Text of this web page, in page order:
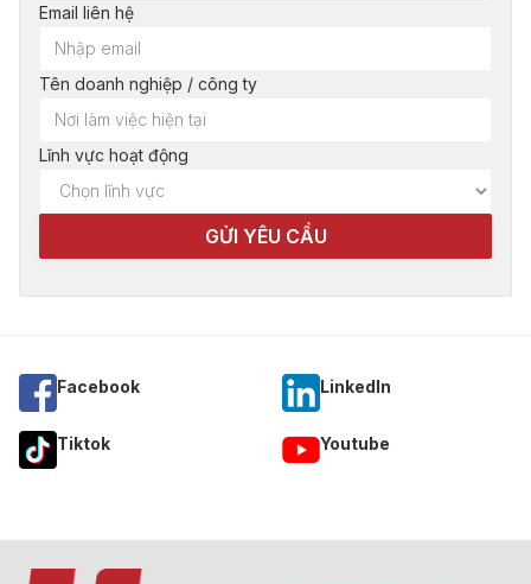
Email liên hệ
Tên doanh nghiệp / công ty
Lĩnh vực hoạt động
Facebook Linkedln
Tiktok Youtube